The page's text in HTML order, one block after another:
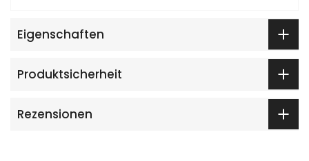
Eigenschaften
Produktsicherheit
Rezensionen